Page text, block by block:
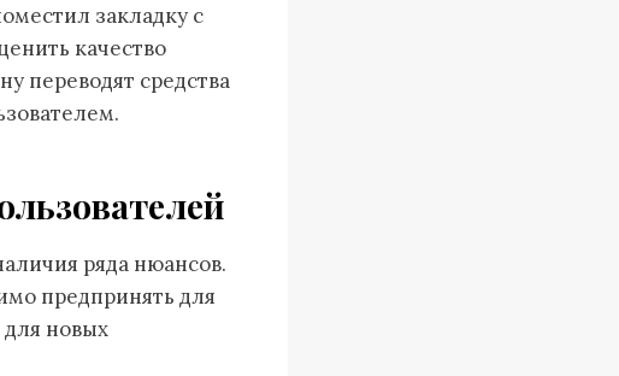
закладку с
качество
переводят средства
ряда нюансов.
предпринять для
новых